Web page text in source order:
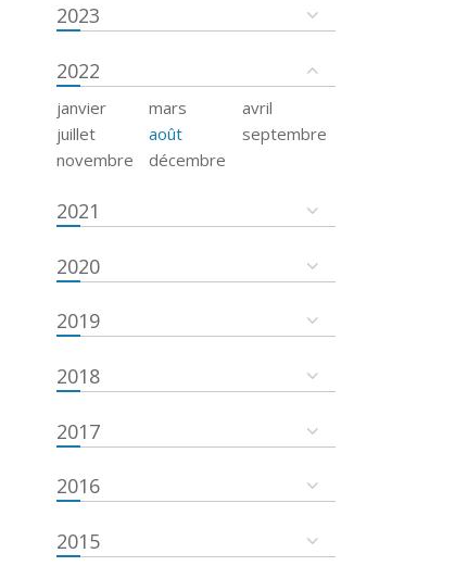
2023
2022
janvier mars
avril
juillet
août
septembre
novembre
décembre
2021
2020
2019
2018
2017
2016
2015